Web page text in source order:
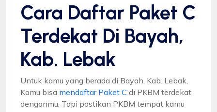
Cara Daftar Paket C
Terdekat Di Bayah,
Kab. Lebak
Untuk kamu yang berada di Bayah, Kab. Lebak,
Kamu bisa mendaftar Paket C di PKBM terdekat
denganmu. Tapi pastikan PKBM tempat kamu